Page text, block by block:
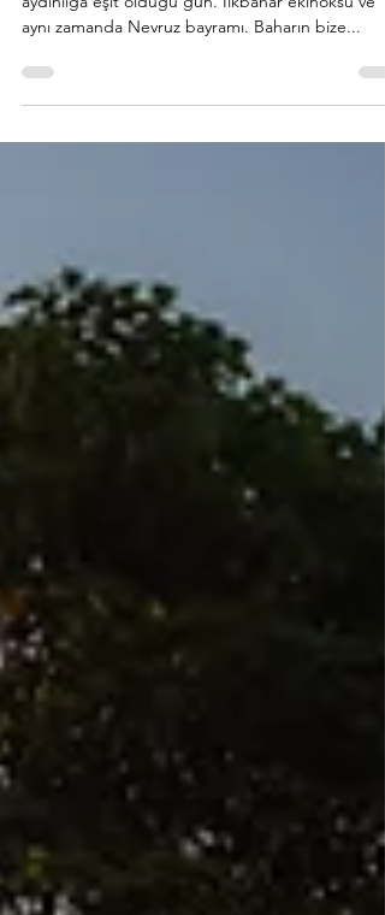
Bugün 21 Mart. Gecenin gündüze karanlığın
aynı zamanda Nevruz bayramı. Baharın bize...